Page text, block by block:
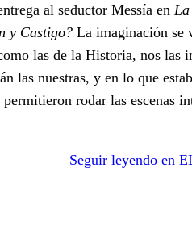
al seductor Messía en La
y Castigo? La imaginación se
las de la Historia, nos las
las nuestras, y en lo que
rodar las escenas
Seguir leyendo en